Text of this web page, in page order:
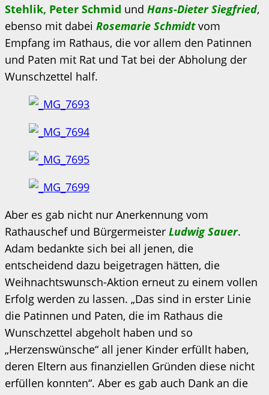
Stehlik, Peter Schmid und Hans-Dieter Siegfried,
ebenso mit dabei Rosemarie Schmidtvom
Empfang im Rathaus, die vor allem den Patinnen
und Paten mit Rat und Tat bei der Abholung der
Wunschzettel half.
Aber es gab nicht nur Anerkennung vom
Rathauschef und Bürgermeister Ludwig Sauer.
Adam bedankte sich bei all jenen, die
entscheidend dazu beigetragen hätten, die
Weihnachtswunsch-Aktion erneut zu einem vollen
Erfolg werden zu lassen. „Das sind in erster Linie
die Patinnen und Paten, die im Rathaus die
Wunschzettel abgeholt haben und so
„Herzenswünsche“ all jener Kinder erfüllt haben,
deren Eltern aus finanziellen Gründen diese nicht
erfüllen konnten“. Aber es gab auch Dank an die